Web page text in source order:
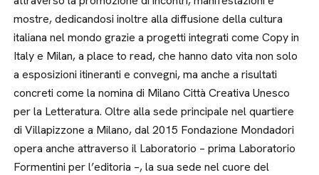
mostre, dedicandosi inoltre alla diffusione della cultura
italiana nel mondo grazie a progetti integrati come Copy in
Italy e Milan, a place to read, che hanno dato vita non solo
a esposizioni itineranti e convegni, ma anche a risultati
concreti come la nomina di Milano Città Creativa Unesco
per la Letteratura. Oltre alla sede principale nel quartiere
di Villapizzone a Milano, dal 2015 Fondazione Mondadori
opera anche attraverso il Laboratorio – prima Laboratorio
Formentini per l’editoria –, la sua sede nel cuore del